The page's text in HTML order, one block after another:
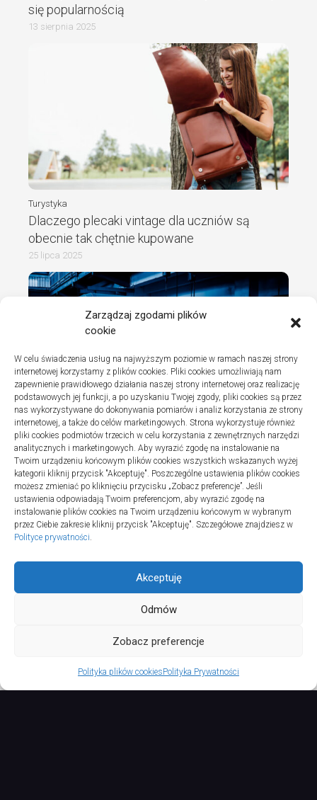
Zarządzaj zgodami plików
cookie
W celu świadczenia usług na najwyższym poziomie w ramach naszej strony
internetowej korzystamy z plików cookies. Pliki cookies umożliwiają nam
zapewnienie prawidłowego działania naszej strony internetowej oraz realizację
podstawowych jej funkcji, a po uzyskaniu Twojej zgody, pliki cookies są przez
nas wykorzystywane do dokonywania pomiarów i analiz korzystania ze strony
internetowej, a także do celów marketingowych. Strona wykorzystuje również
pliki cookies podmiotów trzecich w celu korzystania z zewnętrznych narzędzi
analitycznych i marketingowych. Aby wyrazić zgodę na instalowanie na
Twoim urządzeniu końcowym plików cookies wszystkich wskazanych wyżej
kategorii kliknij przycisk "Akceptuję". Poszczególne ustawienia plików cookies
możesz zmieniać po kliknięciu przycisku „Zobacz preferencje”. Jeśli
ustawienia odpowiadają Twoim preferencjom, aby wyrazić zgodę na
instalowanie plików cookies na Twoim urządzeniu końcowym w wybranym
przez Ciebie zakresie kliknij przycisk "Akceptuję". Szczegółowe znajdziesz w
Polityce prywatności.
Akceptuję
Odmów
Zobacz preferencje
Polityka plików cookiesPolityka Prywatności
się popularnością
13 sierpnia 2025
Turystyka
Dlaczego plecaki vintage dla uczniów są
obecnie tak chętnie kupowane
25 lipca 2025
Turystyka
Jak wybrać dobrą firmę do instalacji
sanitarnych w szpitalach
20 lipca 2025